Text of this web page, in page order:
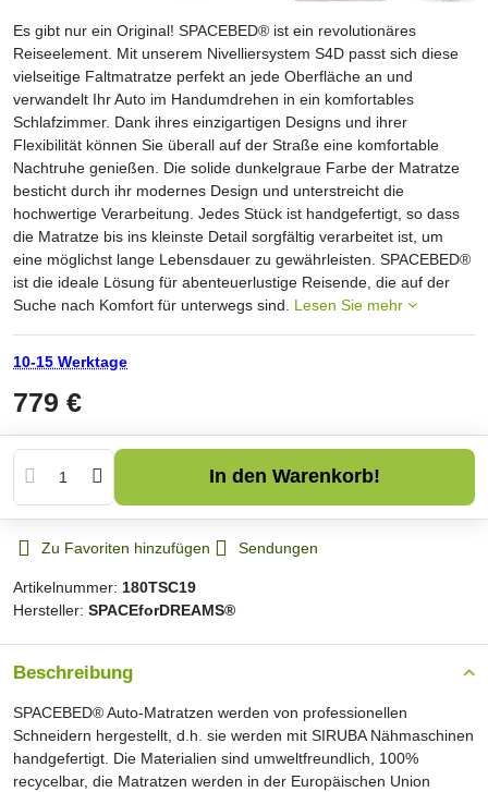
Es gibt nur ein Original! SPACEBED® ist ein revolutionäres
Reiseelement. Mit unserem Nivelliersystem S4D passt sich diese
vielseitige Faltmatratze perfekt an jede Oberfläche an und
verwandelt Ihr Auto im Handumdrehen in ein komfortables
Schlafzimmer. Dank ihres einzigartigen Designs und ihrer
Flexibilität können Sie überall auf der Straße eine komfortable
Nachtruhe genießen. Die solide dunkelgraue Farbe der Matratze
besticht durch ihr modernes Design und unterstreicht die
hochwertige Verarbeitung. Jedes Stück ist handgefertigt, so dass
die Matratze bis ins kleinste Detail sorgfältig verarbeitet ist, um
eine möglichst lange Lebensdauer zu gewährleisten. SPACEBED®
ist die ideale Lösung für abenteuerlustige Reisende, die auf der
Suche nach Komfort für unterwegs sind. Lesen Sie mehr
10-15 Werktage
779 €
In den Warenkorb!
Zu Favoriten hinzufügen Sendungen
Artikelnummer: 180TSC19
Hersteller: SPACEforDREAMS®
Beschreibung
SPACEBED® Auto-Matratzen werden von professionellen
Schneidern hergestellt, d.h. sie werden mit SIRUBA Nähmaschinen
handgefertigt. Die Materialien sind umweltfreundlich, 100%
recycelbar, die Matratzen werden in der Europäischen Union